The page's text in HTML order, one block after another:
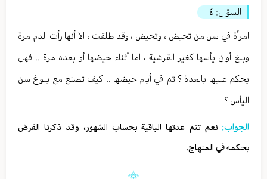
السؤال: ٤
امرأة في سن من تحيض ، وتحيض ، وقد طلقت ، الا أنها رأت الدم مرة
وبلغ أوان يأسها كغير القرشية ، اما أثناء حيضها أو بعده مرة .. فهل
يحكم عليها بالعدة ؟ ثم في أيام حيضها .. كيف تصنع مع بلوغ سن
اليأس ؟
الجواب: نعم تتم عدتها الباقية بحساب الشهور، وقد ذكرنا الفرض
بحكمه في المنهاج.